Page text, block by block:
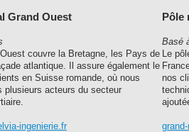
Grand Ouest
Ouest couvre la Bretagne, les Pays de
atlantique. Il assure également le
en Suisse romande, où nous
plusieurs acteurs du secteur
ingenierie.fr
Pôle
Basé
Le
nos